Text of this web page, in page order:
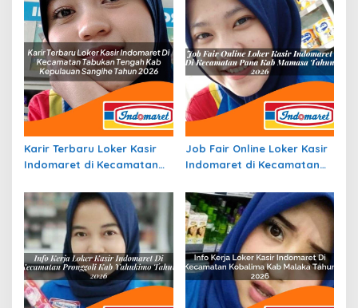
2026
Karir Terbaru Loker Kasir
Indomaret di Kecamatan
Kepulauan Sangihe Tahun
2026
Job Fair Online Loker Kasir
Indomaret di Kecamatan
2026